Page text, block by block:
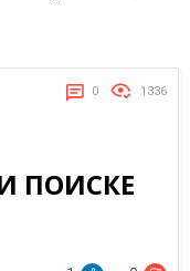
0 1336
ПОИСКЕ